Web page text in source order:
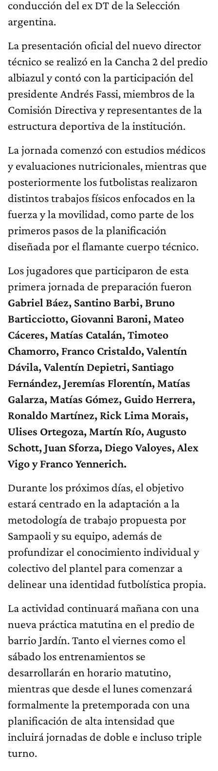
conducción del ex DT de la Selección
argentina.
La presentación oficial del nuevo director
técnico se realizó en la Cancha 2 del predio
albiazul y contó con la participación del
presidente Andrés Fassi, miembros de la
Comisión Directiva y representantes de la
estructura deportiva de la institución.
La jornada comenzó con estudios médicos
y evaluaciones nutricionales, mientras que
posteriormente los futbolistas realizaron
distintos trabajos físicos enfocados en la
fuerza y la movilidad, como parte de los
primeros pasos de la planificación
diseñada por el flamante cuerpo técnico.
Los jugadores que participaron de esta
primera jornada de preparación fueron
Gabriel Báez, Santino Barbi, Bruno
Barticciotto, Giovanni Baroni, Mateo
Cáceres, Matías Catalán, Timoteo
Chamorro, Franco Cristaldo, Valentín
Dávila, Valentín Depietri, Santiago
Fernández, Jeremías Florentín, Matías
Galarza, Matías Gómez, Guido Herrera,
Ronaldo Martínez, Rick Lima Morais,
Ulises Ortegoza, Martín Río, Augusto
Schott, Juan Sforza, Diego Valoyes, Alex
Vigo y Franco Yennerich.
Durante los próximos días, el objetivo
estará centrado en la adaptación a la
metodología de trabajo propuesta por
Sampaoli y su equipo, además de
profundizar el conocimiento individual y
colectivo del plantel para comenzar a
delinear una identidad futbolística propia.
La actividad continuará mañana con una
nueva práctica matutina en el predio de
barrio Jardín. Tanto el viernes como el
sábado los entrenamientos se
desarrollarán en horario matutino,
mientras que desde el lunes comenzará
formalmente la pretemporada con una
planificación de alta intensidad que
incluirá jornadas de doble e incluso triple
turno.